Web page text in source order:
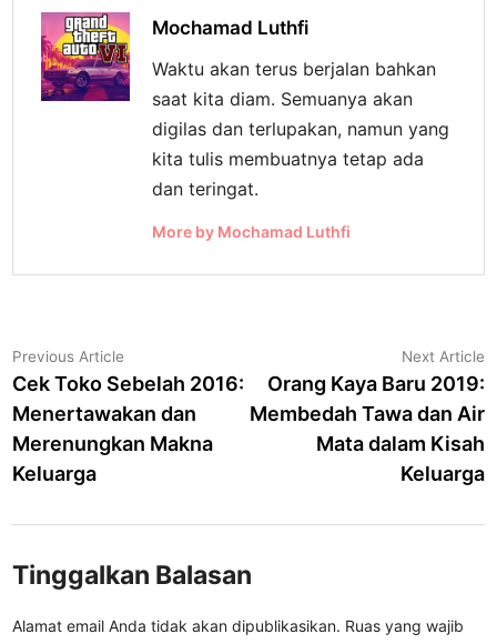
Mochamad Luthfi
Waktu akan terus berjalan bahkan
saat kita diam. Semuanya akan
digilas dan terlupakan, namun yang
kita tulis membuatnya tetap ada
dan teringat.
More by Mochamad Luthfi
Navigasi
pos
Previous Article
article:
Cek Toko Sebelah 2016:
Menertawakan dan
Merenungkan Makna
Keluarga
Next Article
Orang Kaya Baru 2019:
Membedah Tawa dan Air
Mata dalam Kisah
Keluarga
Tinggalkan Balasan
Alamat email Anda tidak akan dipublikasikan. Ruas yang wajib